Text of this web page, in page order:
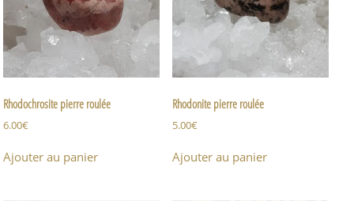
Rhodochrosite pierre roulée
6.00€
Ajouter au panier
Rhodonite pierre roulée
5.00€
Ajouter au panier